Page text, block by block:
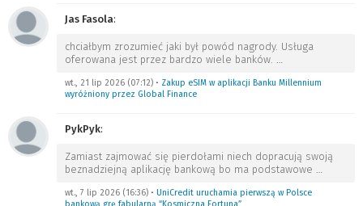
Jas Fasola:
chciałbym zrozumieć jaki był powód nagrody. Usługa
oferowana jest przez bardzo wiele banków. …
wt., 21 lip 2026 (07:12) • Zakup eSIM w aplikacji Banku Millennium
wyróżniony przez Global Finance
PykPyk:
Zamiast zajmować się pierdołami niech dopracują swoją
beznadziejną aplikację bankową bo ma podstawowe …
wt., 7 lip 2026 (16:36) • UniCredit uruchamia pierwszą w Polsce